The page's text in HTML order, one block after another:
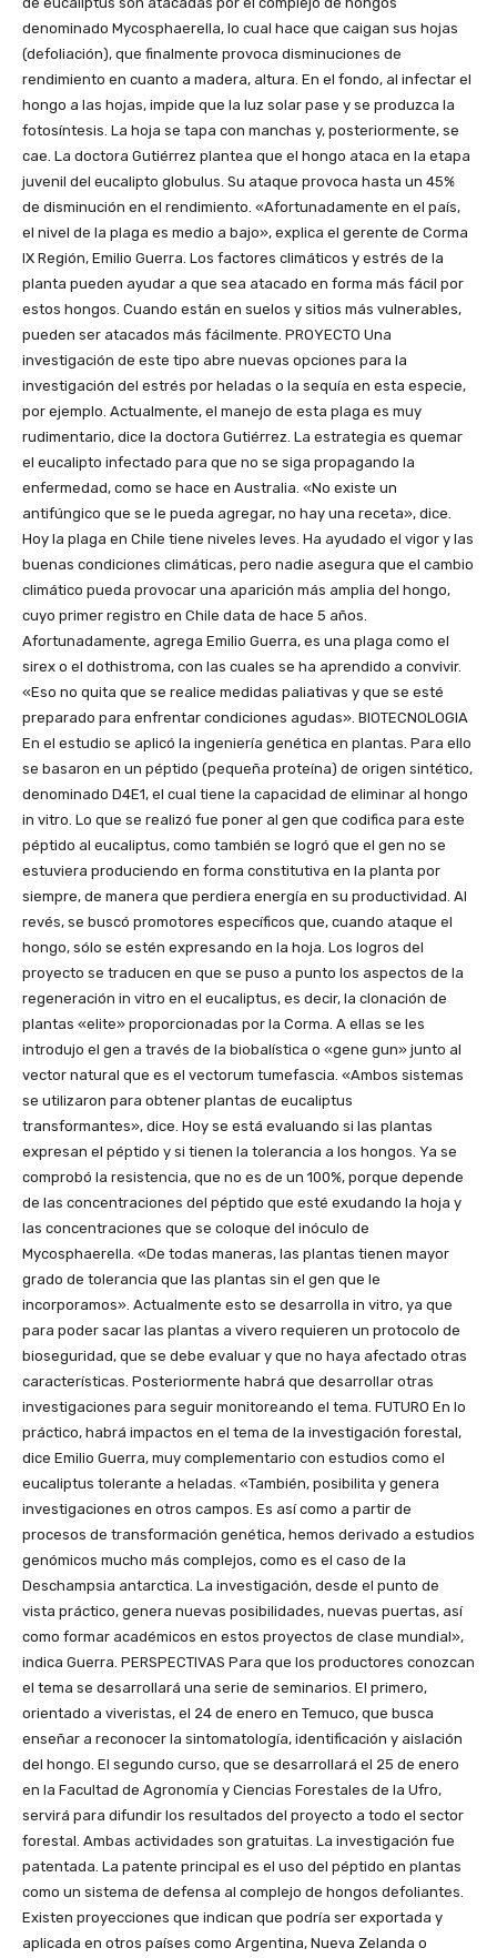
denominado Mycosphaerella, lo cual hace que caigan sus hojas
(defoliación), que finalmente provoca disminuciones de
rendimiento en cuanto a madera, altura. En el fondo, al infectar el
hongo a las hojas, impide que la luz solar pase y se produzca la
fotosíntesis. La hoja se tapa con manchas y, posteriormente, se
cae. La doctora Gutiérrez plantea que el hongo ataca en la etapa
juvenil del eucalipto globulus. Su ataque provoca hasta un 45%
de disminución en el rendimiento. «Afortunadamente en el país,
el nivel de la plaga es medio a bajo», explica el gerente de Corma
IX Región, Emilio Guerra. Los factores climáticos y estrés de la
planta pueden ayudar a que sea atacado en forma más fácil por
estos hongos. Cuando están en suelos y sitios más vulnerables,
pueden ser atacados más fácilmente. PROYECTO Una
investigación de este tipo abre nuevas opciones para la
investigación del estrés por heladas o la sequía en esta especie,
por ejemplo. Actualmente, el manejo de esta plaga es muy
rudimentario, dice la doctora Gutiérrez. La estrategia es quemar
el eucalipto infectado para que no se siga propagando la
enfermedad, como se hace en Australia. «No existe un
antifúngico que se le pueda agregar, no hay una receta», dice.
Hoy la plaga en Chile tiene niveles leves. Ha ayudado el vigor y las
buenas condiciones climáticas, pero nadie asegura que el cambio
climático pueda provocar una aparición más amplia del hongo,
cuyo primer registro en Chile data de hace 5 años.
Afortunadamente, agrega Emilio Guerra, es una plaga como el
sirex o el dothistroma, con las cuales se ha aprendido a convivir.
«Eso no quita que se realice medidas paliativas y que se esté
preparado para enfrentar condiciones agudas». BIOTECNOLOGIA
En el estudio se aplicó la ingeniería genética en plantas. Para ello
se basaron en un péptido (pequeña proteína) de origen sintético,
denominado D4E1, el cual tiene la capacidad de eliminar al hongo
in vitro. Lo que se realizó fue poner al gen que codifica para este
péptido al eucaliptus, como también se logró que el gen no se
estuviera produciendo en forma constitutiva en la planta por
siempre, de manera que perdiera energía en su productividad. Al
revés, se buscó promotores específicos que, cuando ataque el
hongo, sólo se estén expresando en la hoja. Los logros del
proyecto se traducen en que se puso a punto los aspectos de la
regeneración in vitro en el eucaliptus, es decir, la clonación de
plantas «elite» proporcionadas por la Corma. A ellas se les
introdujo el gen a través de la biobalística o «gene gun» junto al
vector natural que es el vectorum tumefascia. «Ambos sistemas
se utilizaron para obtener plantas de eucaliptus
transformantes», dice. Hoy se está evaluando si las plantas
expresan el péptido y si tienen la tolerancia a los hongos. Ya se
comprobó la resistencia, que no es de un 100%, porque depende
de las concentraciones del péptido que esté exudando la hoja y
las concentraciones que se coloque del inóculo de
Mycosphaerella. «De todas maneras, las plantas tienen mayor
grado de tolerancia que las plantas sin el gen que le
incorporamos». Actualmente esto se desarrolla in vitro, ya que
para poder sacar las plantas a vivero requieren un protocolo de
bioseguridad, que se debe evaluar y que no haya afectado otras
características. Posteriormente habrá que desarrollar otras
investigaciones para seguir monitoreando el tema. FUTURO En lo
práctico, habrá impactos en el tema de la investigación forestal,
dice Emilio Guerra, muy complementario con estudios como el
eucaliptus tolerante a heladas. «También, posibilita y genera
investigaciones en otros campos. Es así como a partir de
procesos de transformación genética, hemos derivado a estudios
genómicos mucho más complejos, como es el caso de la
Deschampsia antarctica. La investigación, desde el punto de
vista práctico, genera nuevas posibilidades, nuevas puertas, así
como formar académicos en estos proyectos de clase mundial»,
indica Guerra. PERSPECTIVAS Para que los productores conozcan
el tema se desarrollará una serie de seminarios. El primero,
orientado a viveristas, el 24 de enero en Temuco, que busca
enseñar a reconocer la sintomatología, identificación y aislación
del hongo. El segundo curso, que se desarrollará el 25 de enero
en la Facultad de Agronomía y Ciencias Forestales de la Ufro,
servirá para difundir los resultados del proyecto a todo el sector
forestal. Ambas actividades son gratuitas. La investigación fue
patentada. La patente principal es el uso del péptido en plantas
como un sistema de defensa al complejo de hongos defoliantes.
Existen proyecciones que indican que podría ser exportada y
aplicada en otros países como Argentina, Nueva Zelanda o